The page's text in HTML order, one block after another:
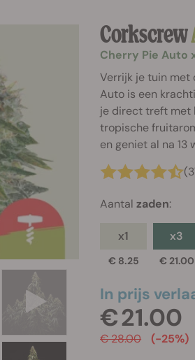
Corkscrew
Cherry Pie Auto
Verrijk je tuin met
Auto is een
je direct treft met
tropische
en geniet al na 13
Aantalzaden:
x1
€ 8.25
x3
€ 21.00
In prijs
€ 21.00
€ 28.00 (-25%)